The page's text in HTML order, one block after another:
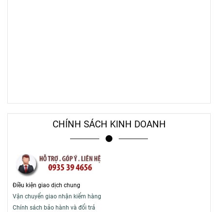
CHÍNH SÁCH KINH DOANH
Điều kiện giao dịch chung
Vận chuyển giao nhận kiểm hàng
Chính sách bảo hành và đổi trả